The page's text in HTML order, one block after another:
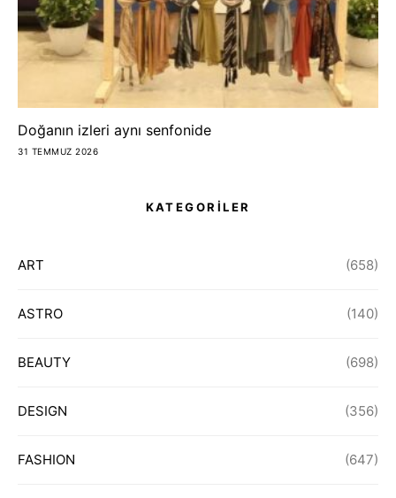
Doğanın izleri aynı senfonide
31 TEMMUZ 2026
KATEGORİLER
ART (658)
ASTRO (140)
BEAUTY (698)
DESIGN (356)
FASHION (647)